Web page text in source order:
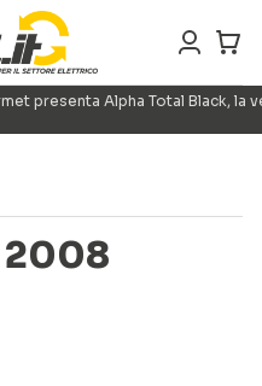
presenta Alpha Total Black,